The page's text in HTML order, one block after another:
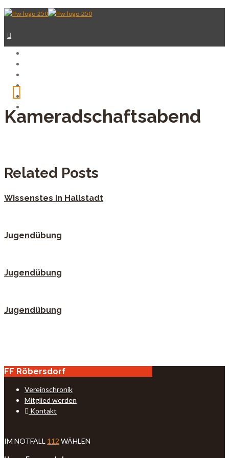
Kameradschaftsabend
Related Posts
Wissenstes in Hallstadt
Jugendübung
Jugendübung
Jugendübung
FF Röbersdorf
Vereinschronik
Mitglied werden
Kontakt
IM NOTFALL 112 WÄHLEN